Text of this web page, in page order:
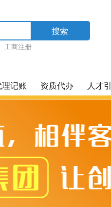
搜索
工商注册
记账 资质代办 人才